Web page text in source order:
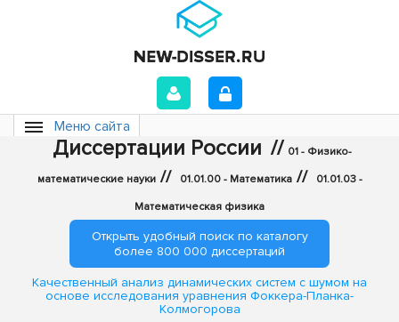
Меню сайта
Диссертации России // 01 - Физико-
математические науки // 01.01.00 - Математика // 01.01.03 -
Математическая физика
Открыть удобный поиск по каталогу
более 800 000 диссертаций
Качественный анализ динамических систем с шумом на
основе исследования уравнения Фоккера-Планка-
Колмогорова